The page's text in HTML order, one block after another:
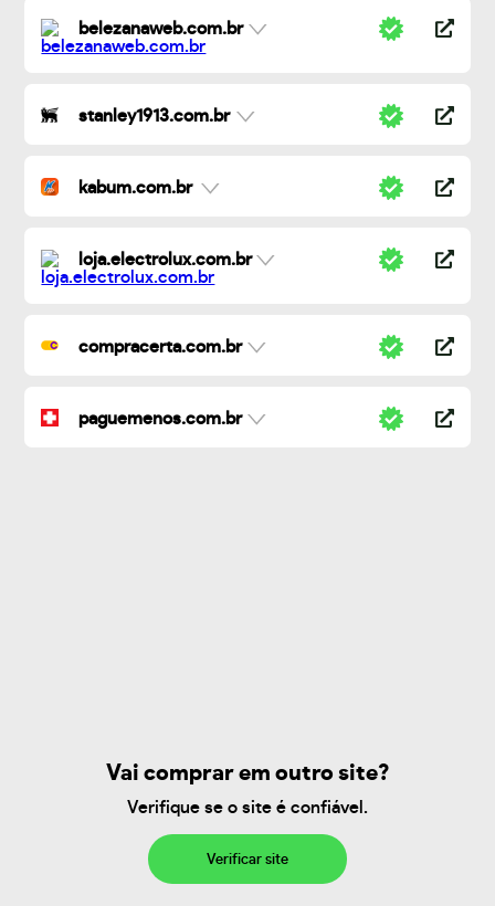
belezanaweb.com.br
stanley1913.com.br
kabum.com.br
loja.electrolux.com.br
compracerta.com.br
paguemenos.com.br
Vai comprar em outro site?
Verifique se o site é confiável.
Verificar site